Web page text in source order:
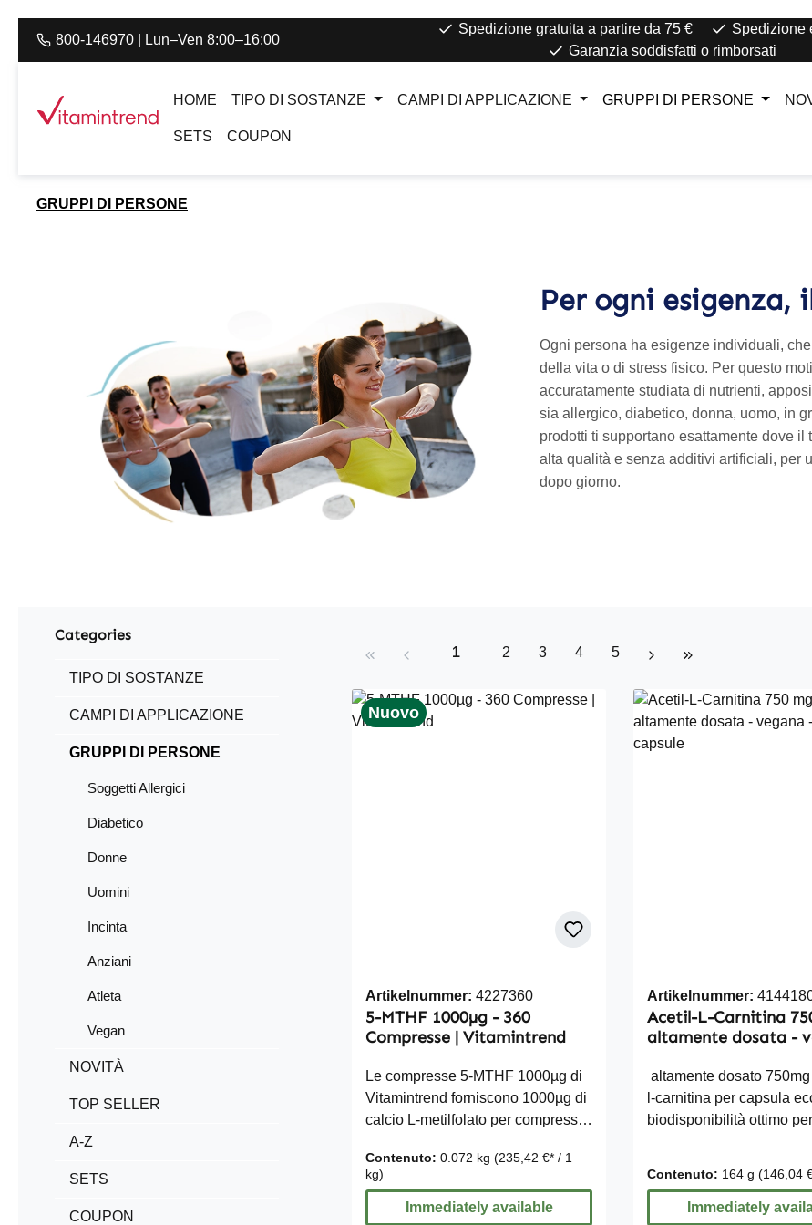
search Skip to main navigation
800-146970 | Lun–Ven 8:00–16:00
Spedizione gratuita a partire da 75 €
Spedizione
Garanzia soddisfatti o rimborsati
HOME TIPO DI SOSTANZE CAMPI DI APPLICAZIONE GRUPPI DI PERSONE
SETS COUPON
GRUPPI DI PERSONE
Per ogni esigenza,
Ogni persona ha esigenze individuali,
della vita o di stress fisico. Per questo
accuratamente studiata di nutrienti,
sia allergico, diabetico, donna, uomo, in
prodotti ti supportano esattamente dove
alta qualità e senza additivi artificiali, per
dopo giorno.
Categories
TIPO DI SOSTANZE
CAMPI DI APPLICAZIONE
GRUPPI DI PERSONE
Soggetti Allergici
Diabetico
Donne
Uomini
Incinta
Anziani
Atleta
Vegan
NOVITÀ
TOP SELLER
A-Z
SETS
COUPON
Page
1 Page
2 Page
3 Page
4 Page
5
Nuovo
Artikelnummer: 4227360
5-MTHF 1000µg - 360
Compresse | Vitamintrend
Le compresse 5-MTHF 1000µg di
Vitamintrend forniscono 1000µg di
calcio L-metilfolato per compressa
biologicamente attiva dell'acido
folico e consente un apporto
giornaliero superiore al 100% del
Contenuto: 0.072 kg (235,42 €* / 1
kg)
Immediately available
Artikelnummer:
Acetil-L-Carnitina
altamente dosata -
altamente dosato
l-carnitina per capsula
biodisponibilità ottimo
di silicio Nota: A causa
normative legali, non
Contenuto: 164 g(146,04
Immediately